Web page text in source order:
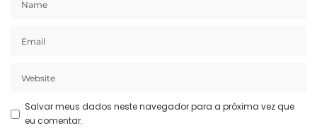
Salvar meus dados neste navegador para a próxima vez que
eu comentar.